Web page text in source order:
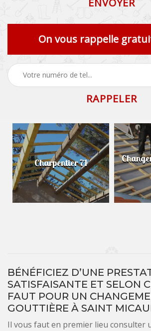
On vous rappelle
Charpentier 71
BÉNÉFICIEZ D’UNE
SATISFAISANTE ET SELON
FAUT POUR UN
GOUTTIÈRE À SAINT
Il vous faut en premier lieu consulter